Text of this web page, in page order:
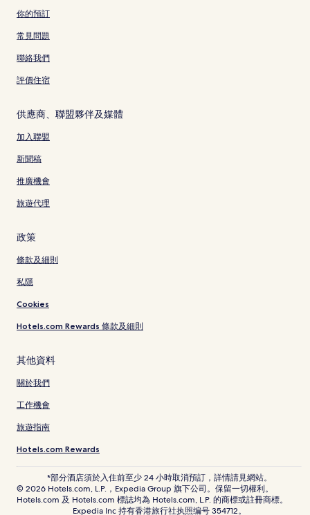
你的預訂
常見問題
聯絡我們
評價住宿
供應商、聯盟夥伴及媒體
加入聯盟
新聞稿
推廣機會
旅遊代理
政策
條款及細則
私隱
Cookies
Hotels.com Rewards 條款及細則
其他資料
關於我們
工作機會
旅遊指南
Hotels.com Rewards
*部分酒店須於入住前至少 24 小時取消預訂，詳情請見網站。
© 2026 Hotels.com, L.P.，Expedia Group 旗下公司。保留一切權利。
Hotels.com 及 Hotels.com 標誌均為 Hotels.com, L.P. 的商標或註冊商標。
Expedia Inc 持有香港旅行社执照编号 354712。